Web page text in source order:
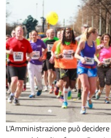
L'Amministrazione può